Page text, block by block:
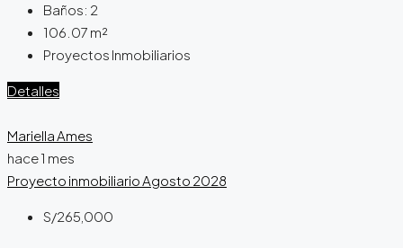
Baños: 2
106.07 m²
Proyectos Inmobiliarios
Detalles
Mariella Ames
hace 1 mes
Proyecto inmobiliarioAgosto 2028
S/265,000